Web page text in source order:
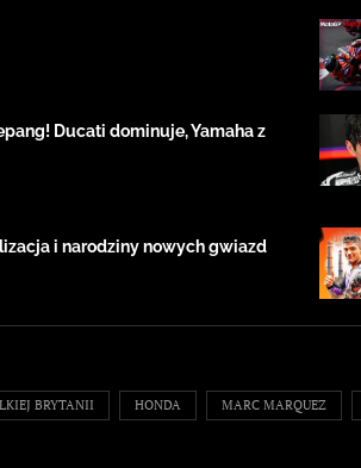
Ducati dominuje, Yamaha z
i narodziny nowych gwiazd
BRYTANII HONDA MARC MARQUEZ